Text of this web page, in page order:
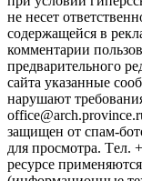
не несет
содержащейся в
комментарии
предварительного
сайта указанные
нарушают
защищен от спам-
для просмотра.
ресурсе